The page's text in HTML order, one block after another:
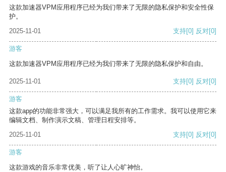
这款加速器VPM应用程序已经为我们带来了无限的隐私保护和安全性保
护。
2025-11-01
支持[0] 反对[0]
游客
这款加速器VPM应用程序已经为我们带来了无限的隐私保护和自由。
2025-11-01 支持[0] 反对[0]
游客
这款app的功能非常强大，可以满足我所有的工作需求。我可以使用它来
编辑文档、制作演示文稿、管理日程安排等。
2025-11-01
支持[0] 反对[0]
游客
这款游戏的音乐非常优美，听了让人心旷神怡。